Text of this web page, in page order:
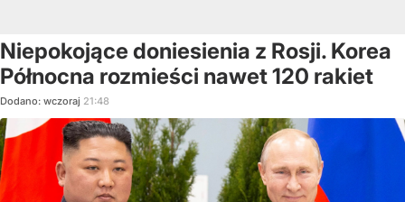
Niepokojące doniesienia z Rosji. Korea
Północna rozmieści nawet 120 rakiet
Dodano: wczoraj 21:48